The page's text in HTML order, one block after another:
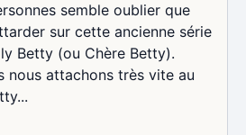
semble oublier que
sur cette ancienne série
Betty (ou Chère Betty).
nous attachons très vite au